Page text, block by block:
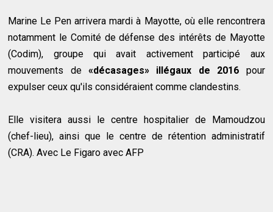
Marine Le Pen arrivera mardi à Mayotte, où elle rencontrera
notamment le Comité de défense des intérêts de Mayotte
(Codim), groupe qui avait activement participé aux
mouvements de«décasages» illégaux de 2016 pour
expulser ceux qu'ils considéraient comme clandestins.
Elle visitera aussi le centre hospitalier de Mamoudzou
(chef-lieu), ainsi que le centre de rétention administratif
(CRA). Avec Le Figaro avec AFP